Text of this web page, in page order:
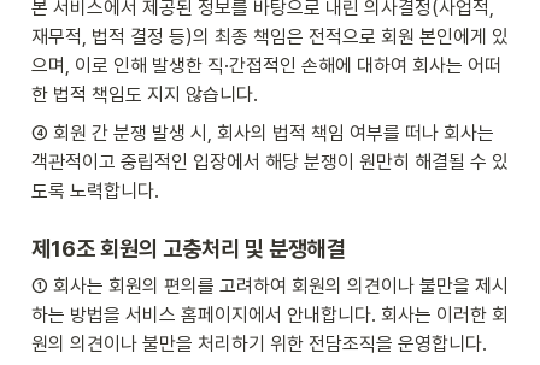
본 서비스에서 제공된 정보를 바탕으로 내린 의사결정(사업적,
재무적, 법적 결정 등)의 최종 책임은 전적으로 회원 본인에게 있
으며, 이로 인해 발생한 직·간접적인 손해에 대하여 회사는 어떠
한 법적 책임도 지지 않습니다.
④ 회원 간 분쟁 발생 시, 회사의 법적 책임 여부를 떠나 회사는
객관적이고 중립적인 입장에서 해당 분쟁이 원만히 해결될 수 있
도록 노력합니다.
제16조 회원의 고충처리 및 분쟁해결
① 회사는 회원의 편의를 고려하여 회원의 의견이나 불만을 제시
하는 방법을 서비스 홈페이지에서 안내합니다. 회사는 이러한 회
원의 의견이나 불만을 처리하기 위한 전담조직을 운영합니다.